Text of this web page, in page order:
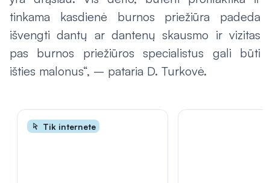
tinkama kasdienė burnos priežiūra padeda
išvengti dantų ar dantenų skausmo ir vizitas
pas burnos priežiūros specialistus gali būti
išties malonus“, – pataria D. Turkovė.
Tik internete